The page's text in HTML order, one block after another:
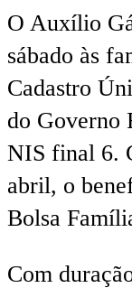
O Auxílio
sábado às
Cadastro
do Governo
NIS final 6.
abril, o
Bolsa
Com